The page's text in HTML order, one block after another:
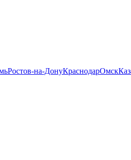
Ростов-на-ДонуКраснодарОмск